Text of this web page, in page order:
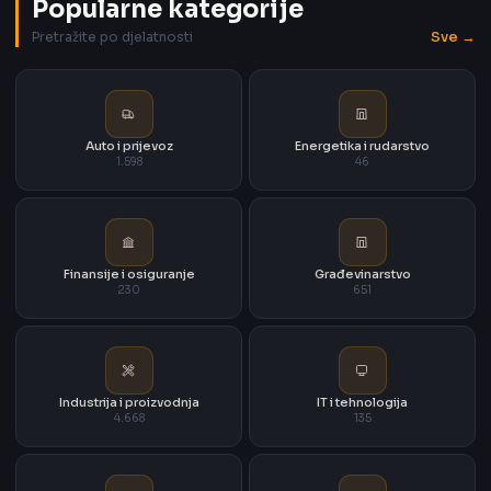
Popularne kategorije
Pretražite po djelatnosti Sve →
Auto i prijevoz
1.598
Energetika i rudarstvo
46
Finansije i osiguranje
230
Građevinarstvo
651
Industrija i proizvodnja
4.668
IT i tehnologija
135